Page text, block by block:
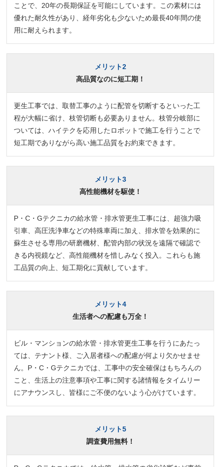
ことで、20年の長期保証を可能にしています。この素材には
優れた耐久性があり、経年劣化も少ないため最長40年間の使
用に耐えられます。
メリット2
高品質なのに短工期！
更生工事では、取替工事のように配管を切断するといった工
程が大幅に省け、枝管切断も必要ありません。枝管分岐部に
ついては、ハイテクを応用したロボットで施工を行うことで
短工期でありながら高い施工品質をお約束できます。
メリット3
高性能機材を駆使！
P・C・Gテクニカの給水管・排水管更生工事には、超強力吸
引車、高圧洗浄車などの特殊車両に加え、排水管を効果的に
蘇生させる専用の研磨機材、配管内部の状況を遠隔で確認で
きる内視鏡など、高性能機材を惜しみなく投入。これらも施
工品質の向上、短工期化に貢献しています。
メリット4
生活者への配慮も万全！
ビル・マンションの給水管・排水管更生工事を行うにあたっ
ては、テナント様、ご入居者様への配慮が何より欠かせませ
ん。P・C・Gテクニカでは、工事中の安全確保はもちろんの
こと、生活上の注意事項や工事に関する諸情報をタイムリー
にアナウンスし、皆様にご不便のないよう心がけています。
メリット5
調査費用無料！